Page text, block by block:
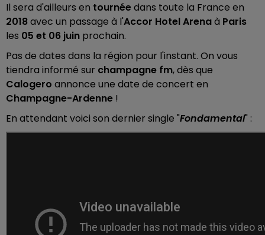
Il sera d'ailleurs en tournéedans toute la France en
2018avec un passage à l'Accor Hotel Arenaà Paris
les 05 et 06 juin prochain.
Pas de dates dans la région pour l'instant. On vous
tiendra informé sur champagne fm, dès que
Calogero annonce une date de concert en
Champagne-Ardenne !
En attendant voici son dernier single "Fondamental" :